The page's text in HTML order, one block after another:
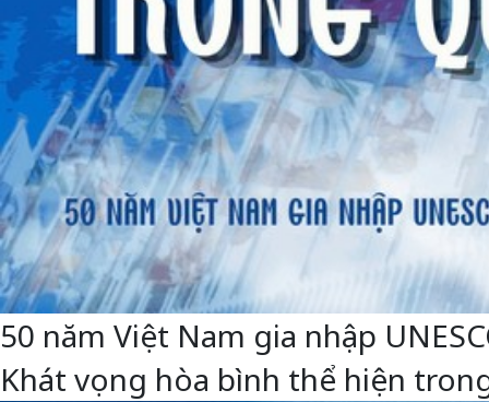
50 năm Việt Nam gia nhập
Khát vọng hòa bình thể hiện